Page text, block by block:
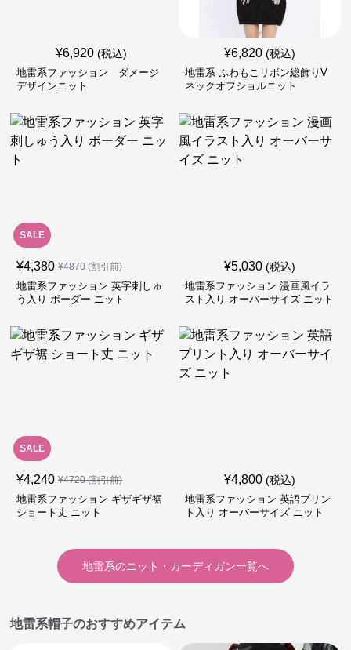
¥6,920 (税込)
地雷系ファッション ダメージ
デザインニット
¥6,820 (税込)
地雷系 ふわもこリボン総飾りV
ネックオフショルニット
SALE
¥4,380 ¥4870(割引前)
地雷系ファッション 英字刺しゅ
う入り ボーダー ニット
¥5,030 (税込)
地雷系ファッション 漫画風イラ
スト入り オーバーサイズ ニット
SALE
¥4,240 ¥4720(割引前)
地雷系ファッション ギザギザ裾
ショート丈 ニット
¥4,800 (税込)
地雷系ファッション 英語プリン
ト入り オーバーサイズ ニット
地雷系のニット・カーディガン一覧へ
地雷系帽子のおすすめアイテム